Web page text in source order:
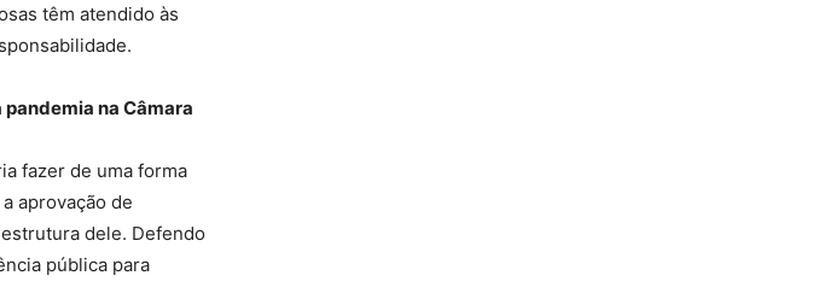
têm atendido às
na Câmara
fazer de uma forma
aprovação de
dele. Defendo
pública para